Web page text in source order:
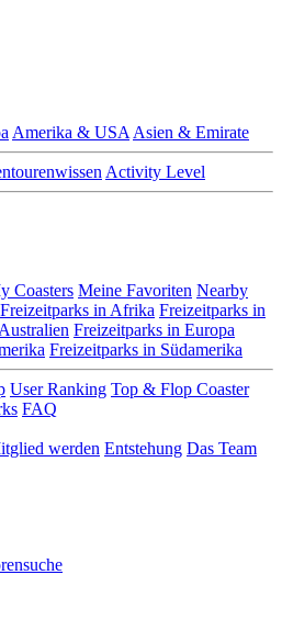
Amerika & USA Asien & Emirate
Activity Level
Coasters Meine Favoriten Nearby
Freizeitparks in Afrika Freizeitparks in
Freizeitparks in Europa
Freizeitparks in Südamerika
User Ranking Top & Flop Coaster
FAQ
werden Entstehung Das Team